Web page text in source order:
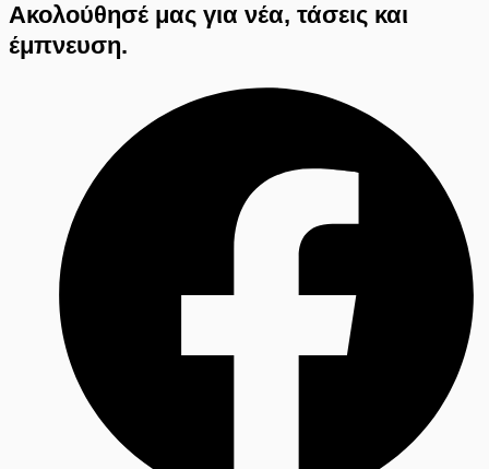
Ακολούθησέ μας για νέα, τάσεις και
έμπνευση.